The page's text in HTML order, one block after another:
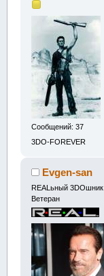
Сообщений: 37
3DO-FOREVER
Evgen-san
REALьный 3DOшник
Ветеран